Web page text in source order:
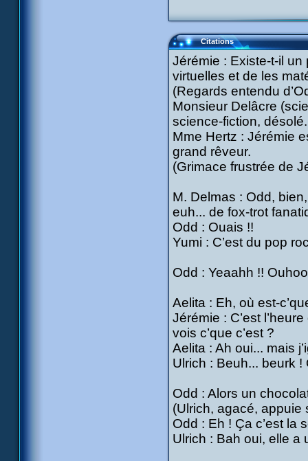
Citations
Jérémie : Existe-t-il
virtuelles et de les
(Regards entendu
Monsieur Delâcre
science-fiction, désolé.
Mme Hertz : Jérémie
grand rêveur.
(Grimace frustrée de
M. Delmas : Odd,
euh... de fox-trot
Odd : Ouais !!
Yumi : C’est du pop
Odd : Yeaahh !!
Aelita : Eh, où est-
Jérémie : C’est
vois c’que c’est ?
Aelita : Ah oui... mais
Ulrich : Beuh... beurk !
Odd : Alors un
(Ulrich, agacé, appuie
Odd : Eh ! Ça c’est la
Ulrich : Bah oui, elle a